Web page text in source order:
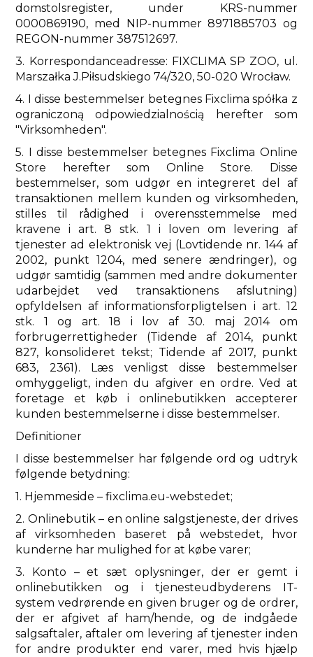
domstolsregister, under KRS-nummer
0000869190, med NIP-nummer 8971885703 og
REGON-nummer 387512697.
3. Korrespondanceadresse: FIXCLIMA SP ZOO, ul.
Marszałka J.Piłsudskiego 74/320, 50-020 Wrocław.
4. I disse bestemmelser betegnes Fixclima spółka z
ograniczoną odpowiedzialnością herefter som
"Virksomheden".
5. I disse bestemmelser betegnes Fixclima Online
Store herefter som Online Store. Disse
bestemmelser, som udgør en integreret del af
transaktionen mellem kunden og virksomheden,
stilles til rådighed i overensstemmelse med
kravene i art. 8 stk. 1 i loven om levering af
tjenester ad elektronisk vej (Lovtidende nr. 144 af
2002, punkt 1204, med senere ændringer), og
udgør samtidig (sammen med andre dokumenter
udarbejdet ved transaktionens afslutning)
opfyldelsen af ​​informationsforpligtelsen i art. 12
stk. 1 og art. 18 i lov af 30. maj 2014 om
forbrugerrettigheder (Tidende af 2014, punkt
827, konsolideret tekst; Tidende af 2017, punkt
683, 2361). Læs venligst disse bestemmelser
omhyggeligt, inden du afgiver en ordre. Ved at
foretage et køb i onlinebutikken accepterer
kunden bestemmelserne i disse bestemmelser.
Definitioner
I disse bestemmelser har følgende ord og udtryk
følgende betydning:
1. Hjemmeside – fixclima.eu-webstedet;
2. Onlinebutik – en online salgstjeneste, der drives
af virksomheden baseret på webstedet, hvor
kunderne har mulighed for at købe varer;
3. Konto – et sæt oplysninger, der er gemt i
onlinebutikken og i tjenesteudbyderens IT-
system vedrørende en given bruger og de ordrer,
der er afgivet af ham/hende, og de indgåede
salgsaftaler, aftaler om levering af tjenester inden
for andre produkter end varer, med hvis hjælp